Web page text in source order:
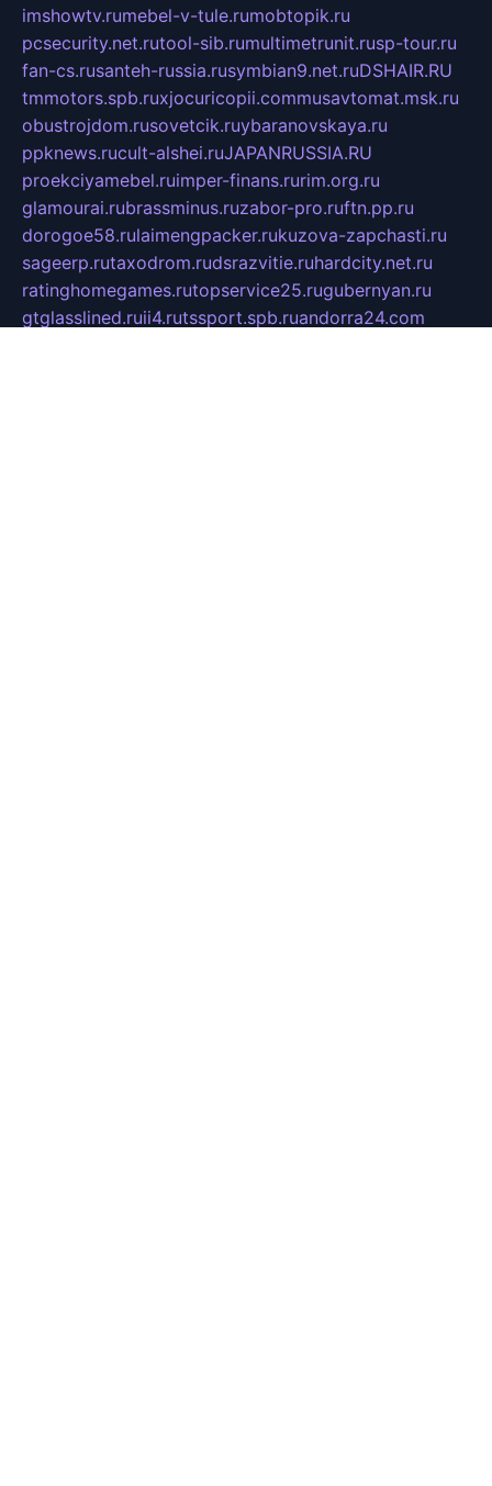
imshowtv.rumebel-v-tule.rumobtopik.ru
pcsecurity.net.rutool-sib.rumultimetrunit.rusp-tour.ru
fan-cs.rusanteh-russia.rusymbian9.net.ruDSHAIR.RU
tmmotors.spb.ruxjocuricopii.commusavtomat.msk.ru
obustrojdom.rusovetcik.ruybaranovskaya.ru
ppknews.rucult-alshei.ruJAPANRUSSIA.RU
proekciyamebel.ruimper-finans.rurim.org.ru
glamourai.rubrassminus.ruzabor-pro.ruftn.pp.ru
dorogoe58.rulaimengpacker.rukuzova-zapchasti.ru
sageerp.rutaxodrom.rudsrazvitie.ruhardcity.net.ru
ratinghomegames.rutopservice25.rugubernyan.ru
gtglasslined.ruii4.rutssport.spb.ruandorra24.com